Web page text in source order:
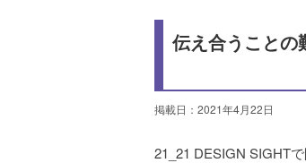
伝え合うことの
掲載日：2021年4月22日
21_21 DESIGN SIGHT